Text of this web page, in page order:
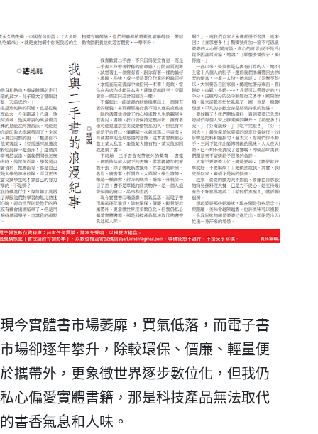
現今實體書市場萎靡，買氣低落，而電子書
市場卻逐年攀升，除較環保、價廉、輕量便
於攜帶外，更象徵世界逐步數位化，但我仍
私心偏愛實體書籍，那是科技產品無法取代
的書香氣息和人味。